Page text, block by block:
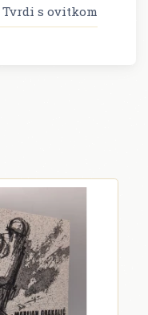
Tvrdi s ovitkom